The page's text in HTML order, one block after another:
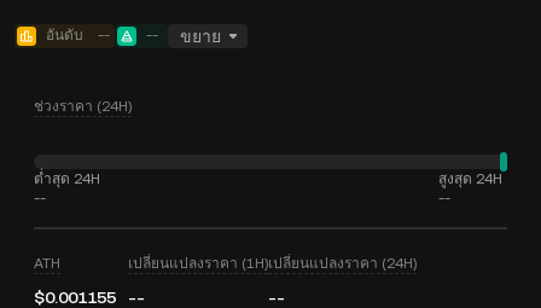
อันดับ -- -- ขยาย
ช่วงราคา (24H)
ต่ำสุด 24H
--
สูงสุด 24H
--
ATH
$0.001155
เปลี่ยนแปลงราคา (1H)
--
เปลี่ยนแปลงราคา (24H)
--